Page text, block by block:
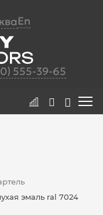
En
555-39-65
эмаль ral 7024